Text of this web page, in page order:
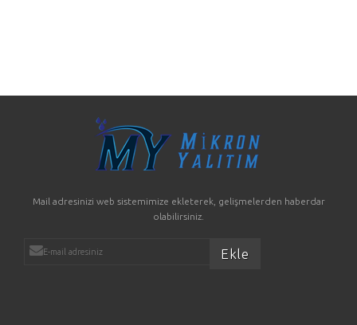
Mail adresinizi web sistemimize ekleterek, gelişmelerden haberdar
olabilirsiniz.